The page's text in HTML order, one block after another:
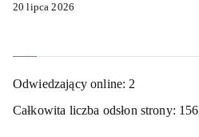
20 lipca 2026
Odwiedzający online: 2
Całkowita liczba odsłon strony: 156